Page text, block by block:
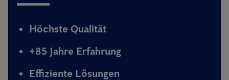
Höchste Qualität
+85 Jahre Erfahrung
Effiziente Lösungen